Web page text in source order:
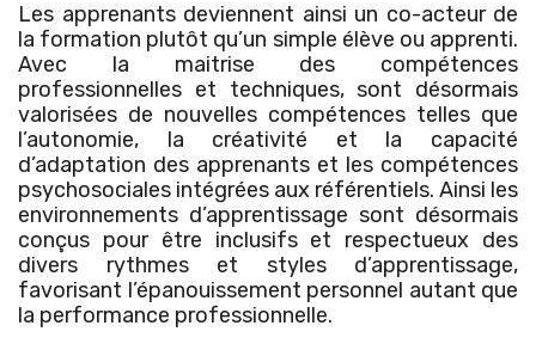
Les apprenants deviennent ainsi un co-acteur de
la formation plutôt qu’un simple élève ou apprenti.
Avec la maitrise des compétences
professionnelles et techniques, sont désormais
valorisées de nouvelles compétences telles que
l’autonomie, la créativité et la capacité
d’adaptation des apprenants et les compétences
psychosociales intégrées aux référentiels. Ainsi les
environnements d’apprentissage sont désormais
conçus pour être inclusifs et respectueux des
divers rythmes et styles d’apprentissage,
favorisant l’épanouissement personnel autant que
la performance professionnelle.